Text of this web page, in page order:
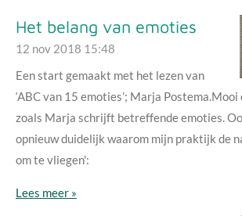
Het belang van emoties
12 nov 2018 15:48
Een start gemaakt met het lezen van
‘ABC van 15 emoties’; Marja
zoals Marja schrijft betreffende emoties.
opnieuw duidelijk waarom mijn praktijk de
om te vliegen':
Lees meer »